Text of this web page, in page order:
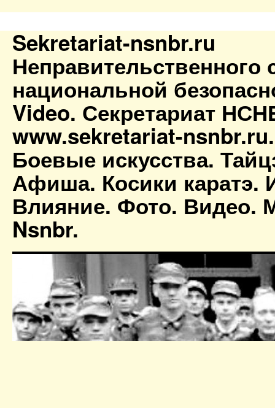
Sekretariat-nsnbr.ru
Неправительственного
национальной
Video. Секретариат
www.sekretariat-
Боевые искусства.
Афиша. Косики каратэ.
Влияние. Фото. Видео.
Nsnbr.